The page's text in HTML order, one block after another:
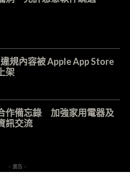
規內容被 Apple App Store
架
作備忘錄 加強家用電器及
訊交流
- 廣告 -